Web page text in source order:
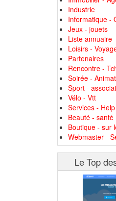
Industrie
Informatique -
Jeux - jouets
Liste annuaire
Loisirs -
Partenaires
Rencontre -
Soirée -
Sport -
Vélo - Vtt
Services - Help
Beauté - santé
Boutique - sur
Webmaster -
Le Top